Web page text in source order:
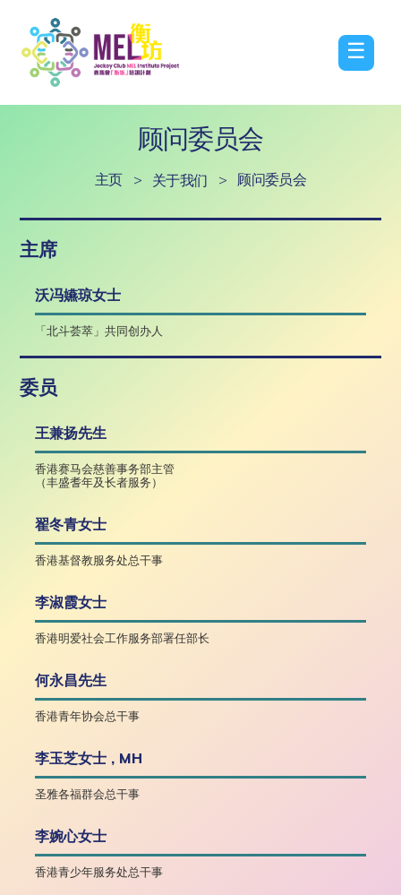
☰
顾问委员会
主页 > 关于我们 > 顾问委员会
主席
沃冯嬿琼女士
「北斗荟萃」共同创办人
委员
王兼扬先生
香港赛马会慈善事务部主管
（丰盛耆年及长者服务）
翟冬青女士
香港基督教服务处总干事
李淑霞女士
香港明爱社会工作服务部署任部长
何永昌先生
香港青年协会总干事
李玉芝女士 , MH
圣雅各福群会总干事
李婉心女士
香港青少年服务处总干事